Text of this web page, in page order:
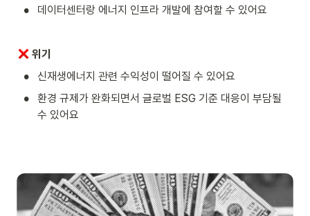
• 데이터센터랑 에너지 인프라 개발에 참여할 수 있어요
위기
• 신재생에너지 관련 수익성이 떨어질 수 있어요
•
환경 규제가 완화되면서 글로벌 ESG 기준 대응이 부담될
수 있어요